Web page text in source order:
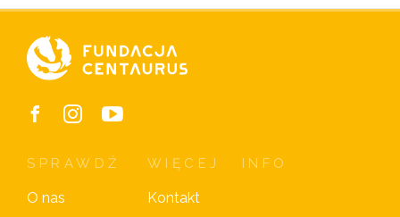
SPRAWDŹ
O nas
WIĘCEJ
Kontakt
INFO